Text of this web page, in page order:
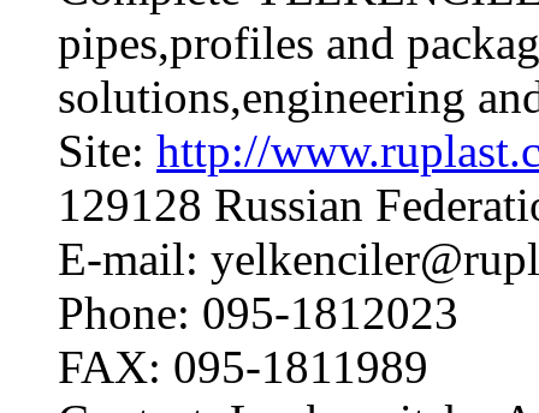
pipes,profiles and
solutions,engineering
Site: http://
129128 Russian
E-mail:
Phone: 095-1812023
FAX: 095-1811989